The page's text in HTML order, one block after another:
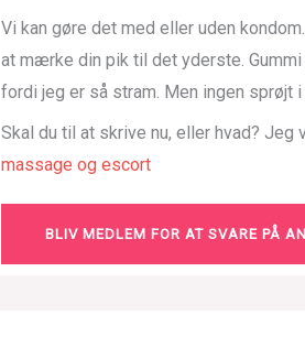
Vi kan gøre det med eller uden
at mærke din pik til det yderste.
fordi jeg er så stram. Men ingen sprøjt
Skal du til at skrive nu, eller hvad? Jeg
massage og escort
BLIV MEDLEM FOR AT SVARE PÅ